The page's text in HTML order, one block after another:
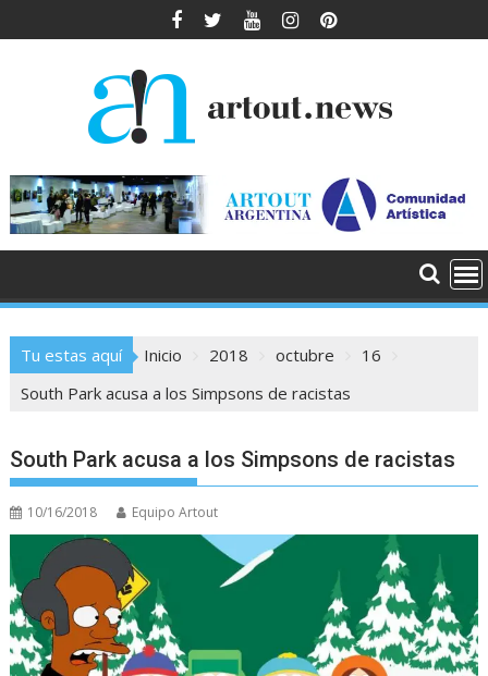
al
Tu estas aquí Inicio 2018 octubre
16
South Park acusa a los Simpsons de racistas
South Park acusa a los Simpsons de racistas
10/16/2018 Equipo Artout